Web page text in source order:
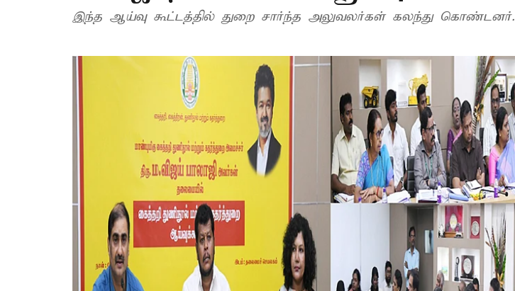
இந்த ஆய்வு கூட்டத்தில் துறை சார்ந்த அலுவலர்கள் கலந்து கொண்டனர்.